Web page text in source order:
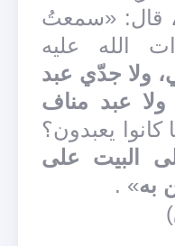
قال: «سمعتُ
الله عليه
ولا جدّي عبد
ولا عبد مناف
يعبدون؟
البيت على
به» .